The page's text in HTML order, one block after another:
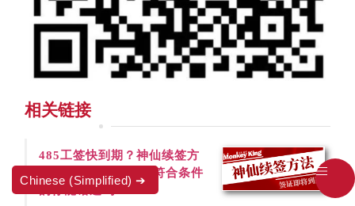
相关链接
485工签快到 期 ？ 神仙续签方
符合条件
能 过
Chinese (Simplified)